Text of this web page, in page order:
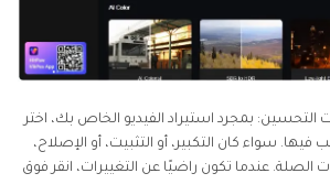
التحسين: بمجرد استيراد الفيديو الخاص بك، اختر
فيها. سواء كان التكبير، أو التثبيت، أو الإصلاح،
الصلة. عندما تكون راضيًا عن التغييرات، انقر فوق